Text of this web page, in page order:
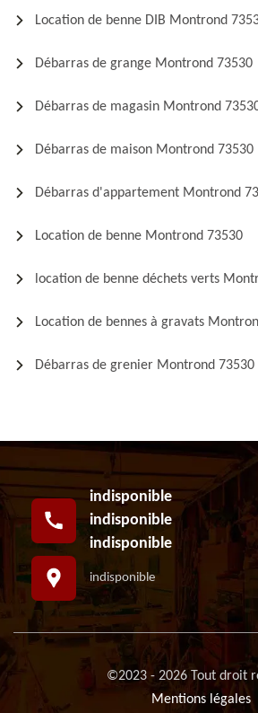
Location de benne DIB Montrond
Débarras de grange Montrond 73530
Débarras de magasin Montrond
Débarras de maison Montrond 73530
Débarras d'appartement Montrond
Location de benne Montrond 73530
location de benne déchets verts
Location de bennes à gravats
Débarras de grenier Montrond 73530
indisponible
indisponible
indisponible
indisponible
©2023 - 2026 Tout droit
Mentions légales